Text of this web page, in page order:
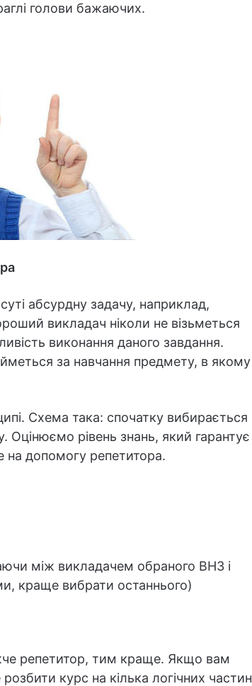
голови бажаючих.
абсурдну задачу, наприклад,
викладач ніколи не візьметься
виконання даного завдання.
за навчання предмету, в якому
Схема така: спочатку вибирається
Оцінюємо рівень знань, який гарантує
на допомогу репетитора.
між викладачем обраного ВНЗ і
краще вибрати останнього)
репетитор, тим краще. Якщо вам
курс на кілька логічних частин